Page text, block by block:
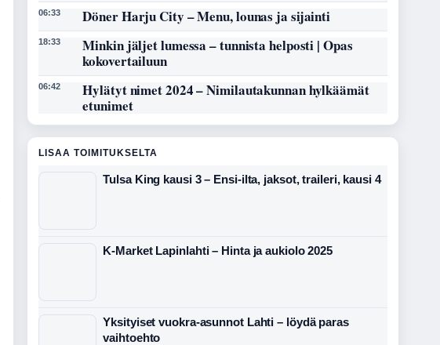
06:33 Döner Harju City – Menu, lounas ja sijainti
18:33
Minkin jäljet lumessa – tunnista helposti | Opas
kokovertailuun
06:42
Hylätyt nimet 2024 – Nimilautakunnan hylkäämät
etunimet
LISAA TOIMITUKSELTA
Tulsa King kausi 3 – Ensi-ilta, jaksot, traileri, kausi 4
K-Market Lapinlahti – Hinta ja aukiolo 2025
Yksityiset vuokra-asunnot Lahti – löydä paras
vaihtoehto